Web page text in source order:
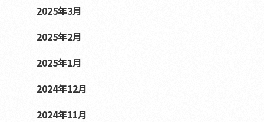
2025年3月
2025年2月
2025年1月
2024年12月
2024年11月